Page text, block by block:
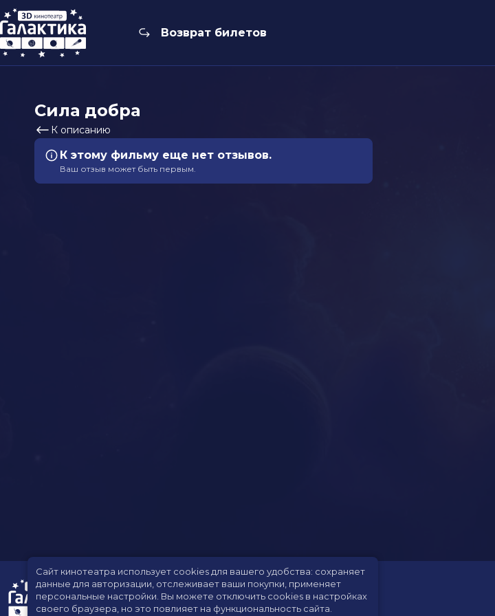
Возврат билетов
Сила добра
К описанию
К этому фильму еще нет отзывов.
Ваш отзыв может быть первым.
Сайт кинотеатра использует cookies для вашего удобства: сохраняет
данные для авторизации, отслеживает ваши покупки, применяет
персональные настройки. Вы можете отключить cookies в настройках
своего браузера, но это повлияет на функциональность сайта.